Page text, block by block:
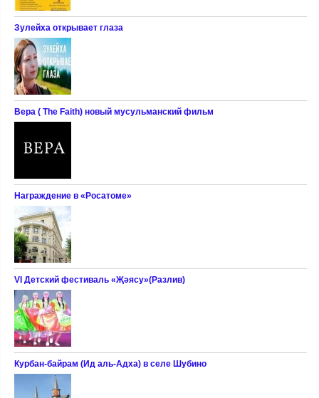
Зулейха открывает глаза
Вера ( The Faith) новый мусульманский фильм
Награждение в «Росатоме»
VI Детский фестиваль «Җәясу»(Разлив)
Курбан-байрам (Ид аль-Адха) в селе Шубино